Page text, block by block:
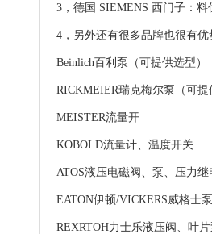
3，德国 SIEMENS 西门子：
4，另外还有很多品牌也很有优
Beinlich百利泵（可提供选型）
RICKMEIER瑞克梅尔泵（可提
MEISTER流量开
KOBOLD流量计、温度开关
ATOS液压电磁阀、泵、压力继
EATON伊顿/VICKERS威格士
REXRTOH力士乐液压阀、叶